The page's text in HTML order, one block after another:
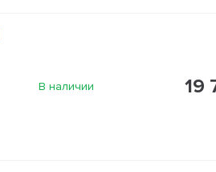
В наличии 19